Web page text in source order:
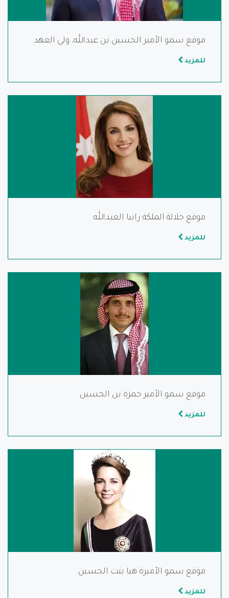
موقع سمو الأمير الحسين بن عبدالله، ولي العهد
للمزيد
موقع جلالة الملكة رانيا العبدالله
للمزيد
موقع سمو الأمير حمزة بن الحسين
للمزيد
موقع سمو الأميرة هيا بنت الحسين
للمزيد